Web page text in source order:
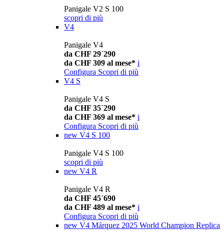
Panigale V2 S 100
scopri di più
V4
Panigale V4
da CHF 29´290
da CHF 309 al mese* i
Configura Scopri di più
V4 S
Panigale V4 S
da CHF 35´290
da CHF 369 al mese* i
Configura Scopri di più
new V4 S 100
Panigale V4 S 100
scopri di più
new V4 R
Panigale V4 R
da CHF 45´690
da CHF 489 al mese* i
Configura Scopri di più
new V4 Márquez 2025 World Champion Replica